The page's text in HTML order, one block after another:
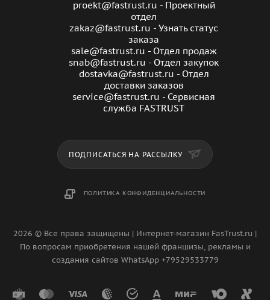
proekt@fastrust.ru - Проектный
отдел
zakaz@fastrust.ru - Узнать статус
заказа
sale@fastrust.ru - Отдел продаж
snab@fastrust.ru - Отдел закупок
dostavka@fastrust.ru - Отдел
доставки заказов
service@fastrust.ru - Сервисная
служба FASTRUST
ПОДПИСАТЬСЯ НА РАССЫЛКУ
ПОЛИТИКА КОНФИДЕНЦИАЛЬНОСТИ
2026 © Все права защищены | Интернет-магазин FasTrust.ru |
По вопросам приобретения нашей франшизы, рекламы и
создания сайтов WhatsApp +79529533779